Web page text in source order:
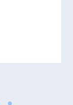
Crudele in Tasmania